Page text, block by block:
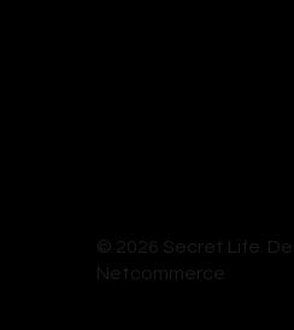
© 2026 Secret Life.
Netcommerce